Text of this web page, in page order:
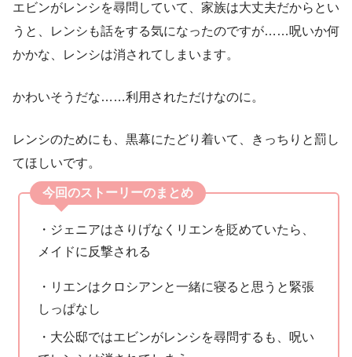
エビンがレンシを尋問していて、家族は大丈夫だからとい
うと、レンシも話をする気になったのですが……呪いか何
かかな、レンシは消されてしまいます。
かわいそうだな……利用されただけなのに。
レンシのためにも、黒幕にたどり着いて、きっちりと罰し
てほしいです。
今回のストーリーのまとめ
・ジェニアはさりげなくリエンを貶めていたら、
メイドに反撃される
・リエンはクロシアンと一緒に寝ると思うと緊張
しっぱなし
・大公邸ではエビンがレンシを尋問するも、呪い